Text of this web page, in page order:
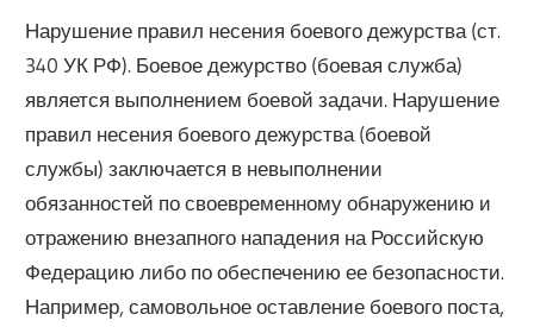
Нарушение правил несения боевого дежурства (ст.
340 УК РФ). Боевое дежурство (боевая служба)
является выполнением боевой задачи. Нарушение
правил несения боевого дежурства (боевой
службы) заключается в невыполнении
обязанностей по своевременному обнаружению и
отражению внезапного нападения на Российскую
Федерацию либо по обеспечению ее безопасности.
Например, самовольное оставление боевого поста,